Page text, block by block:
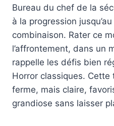
Bureau du chef de la
à la progression
combinaison. Rater ce
l’affrontement, dans un
rappelle les défis bien
Horror classiques.
ferme, mais claire,
grandiose sans laisser